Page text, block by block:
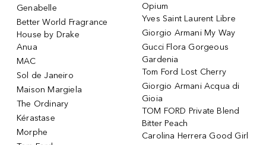
Genabelle
Better World Fragrance
House by Drake
Anua
MAC
Sol de Janeiro
Maison Margiela
The Ordinary
Kérastase
Morphe
Opium
Yves Saint Laurent Libre
Giorgio Armani My Way
Gucci Flora Gorgeous
Gardenia
Tom Ford Lost Cherry
Giorgio Armani Acqua di
Gioia
TOM FORD Private Blend
Bitter Peach
Carolina Herrera Good Girl